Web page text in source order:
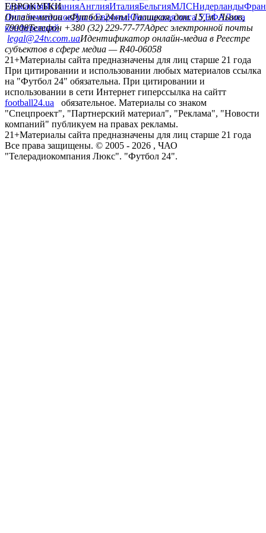
ГерманияИспанияАнглияИталияБельгияМЛСНидерланды
ЕВРОКУБКИ
Лига чемпионовЛига ЕвропыЮношеская лига УЕФАЛига
конференций
Онлайн-медиа «Футбол 24»пл. Галицкая, дом. 15, м. Львов,
79008Телефон +380 (32) 229-77-77Адрес электронной почты
legal@24tv.com.uaИдентификатор онлайн-медиа в Реестре
субъектов в сфере медиа — R40-06058
21+Материалы сайта предназначены для лиц старше 21 года
При цитировании и использовании любых материалов ссылка
на "Футбол 24" обязательна. При цитировании и
использовании в сети Интернет гиперссылка на сайтт
football24.ua
обязательное. Материалы со знаком
"Спецпроект", "Партнерский материал", "Реклама", "Новости
компаний" публикуем на правах рекламы.
21+Материалы сайта предназначены для лиц старше 21 года
Все права защищены. © 2005 - 2026 , ЧАО
"Телерадиокомпания Люкс". "Футбол 24".